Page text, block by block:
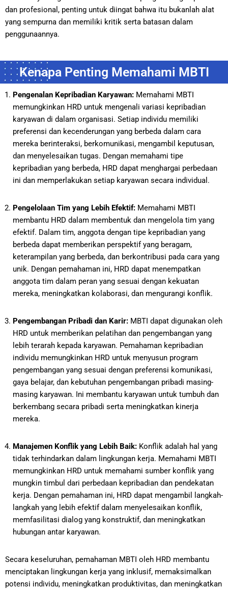
dan profesional, penting untuk diingat bahwa itu bukanlah alat
yang sempurna dan memiliki kritik serta batasan dalam
penggunaannya.
Kenapa Penting Memahami MBTI
Pengenalan Kepribadian Karyawan: Memahami MBTI
memungkinkan HRD untuk mengenali variasi kepribadian
karyawan di dalam organisasi. Setiap individu memiliki
preferensi dan kecenderungan yang berbeda dalam cara
mereka berinteraksi, berkomunikasi, mengambil keputusan,
dan menyelesaikan tugas. Dengan memahami tipe
kepribadian yang berbeda, HRD dapat menghargai perbedaan
ini dan memperlakukan setiap karyawan secara individual.
Pengelolaan Tim yang Lebih Efektif: Memahami MBTI
membantu HRD dalam membentuk dan mengelola tim yang
efektif. Dalam tim, anggota dengan tipe kepribadian yang
berbeda dapat memberikan perspektif yang beragam,
keterampilan yang berbeda, dan berkontribusi pada cara yang
unik. Dengan pemahaman ini, HRD dapat menempatkan
anggota tim dalam peran yang sesuai dengan kekuatan
mereka, meningkatkan kolaborasi, dan mengurangi konflik.
Pengembangan Pribadi dan Karir: MBTI dapat digunakan oleh
HRD untuk memberikan pelatihan dan pengembangan yang
lebih terarah kepada karyawan. Pemahaman kepribadian
individu memungkinkan HRD untuk menyusun program
pengembangan yang sesuai dengan preferensi komunikasi,
gaya belajar, dan kebutuhan pengembangan pribadi masing-
masing karyawan. Ini membantu karyawan untuk tumbuh dan
berkembang secara pribadi serta meningkatkan kinerja
mereka.
Manajemen Konflik yang Lebih Baik: Konflik adalah hal yang
tidak terhindarkan dalam lingkungan kerja. Memahami MBTI
memungkinkan HRD untuk memahami sumber konflik yang
mungkin timbul dari perbedaan kepribadian dan pendekatan
kerja. Dengan pemahaman ini, HRD dapat mengambil langkah-
langkah yang lebih efektif dalam menyelesaikan konflik,
memfasilitasi dialog yang konstruktif, dan meningkatkan
hubungan antar karyawan.
Secara keseluruhan, pemahaman MBTI oleh HRD membantu
menciptakan lingkungan kerja yang inklusif, memaksimalkan
potensi individu, meningkatkan produktivitas, dan meningkatkan